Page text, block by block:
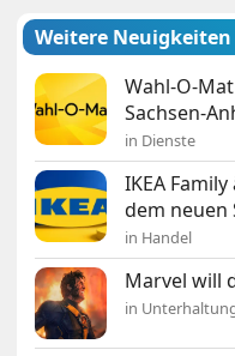
Weitere Neuigkeiten
Wahl-O-
Sachsen-
in Dienste
IKEA
dem neuen
in Handel
Marvel will
in